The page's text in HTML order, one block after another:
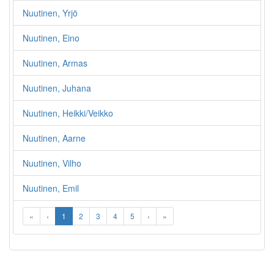
Nuutinen, Yrjö
Nuutinen, Eino
Nuutinen, Armas
Nuutinen, Juhana
Nuutinen, Heikki/Veikko
Nuutinen, Aarne
Nuutinen, Vilho
Nuutinen, Emil
« ‹ 1 2 3 4 5 › »